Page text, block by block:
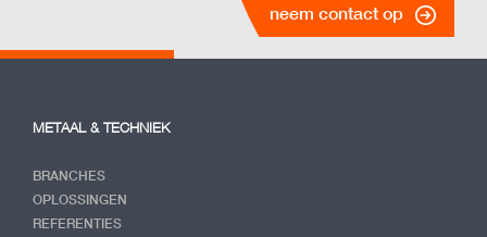
neem contact op
METAAL & TECHNIEK
BRANCHES
OPLOSSINGEN
REFERENTIES